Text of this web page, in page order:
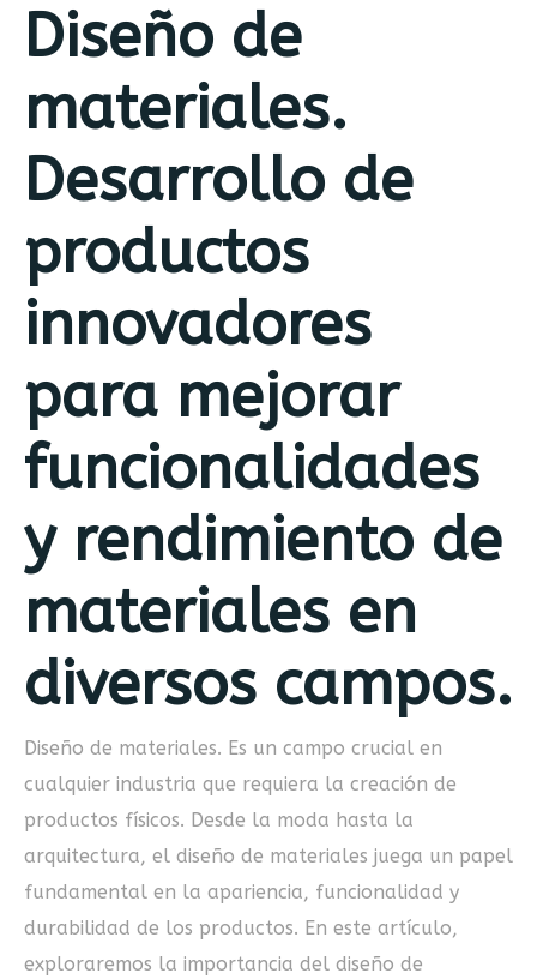
Diseño de
materiales.
Desarrollo de
productos
innovadores
para mejorar
funcionalidades
y rendimiento de
materiales en
diversos campos.
Diseño de materiales. Es un campo crucial en
cualquier industria que requiera la creación de
productos físicos. Desde la moda hasta la
arquitectura, el diseño de materiales juega un papel
fundamental en la apariencia, funcionalidad y
durabilidad de los productos. En este artículo,
exploraremos la importancia del diseño de